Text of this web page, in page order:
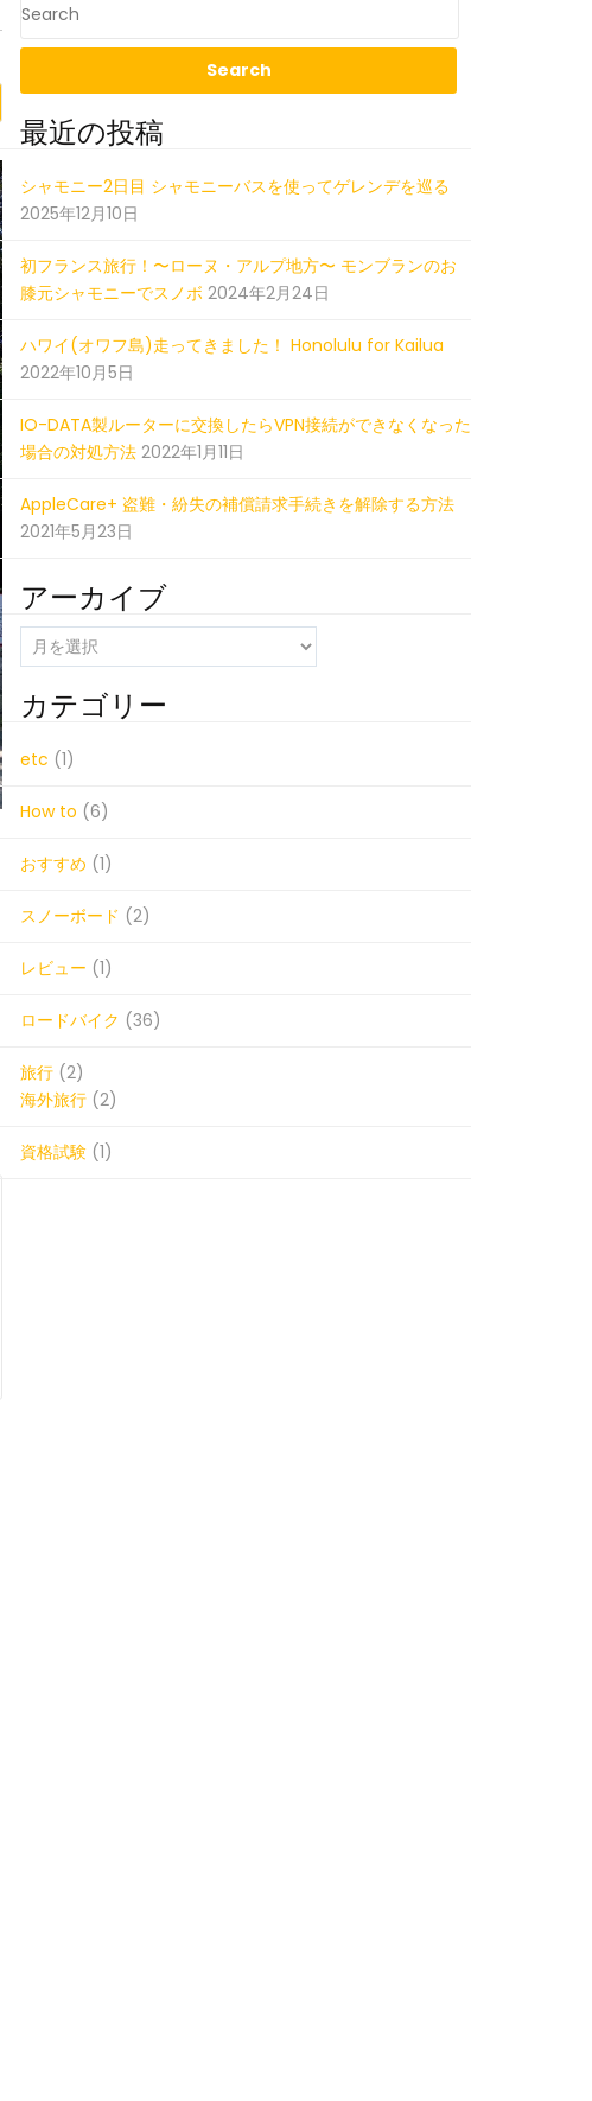
20180819_000211089_iOS
最近の投稿
シャモニー2日目 シャモニーバスを使ってゲレンデを巡る
2025年12月10日
初フランス旅行！〜ローヌ・アルプ地方〜 モンブランのお
膝元シャモニーでスノボ 2024年2月24日
ハワイ(オワフ島)走ってきました！ Honolulu for Kailua
2022年10月5日
IO-DATA製ルーターに交換したらVPN接続ができなくなった
場合の対処方法 2022年1月11日
AppleCare+ 盗難・紛失の補償請求手続きを解除する方法
2021年5月23日
アーカイブ
ー
カ
イ
ブ
カテゴリー
etc (1)
How to (6)
おすすめ (1)
スノーボード (2)
レビュー (1)
ロードバイク (36)
旅行 (2)
海外旅行 (2)
資格試験 (1)